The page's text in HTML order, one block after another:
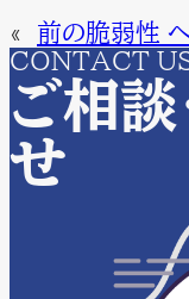
« 前の脆弱性
CONTACT
ご相談
せ